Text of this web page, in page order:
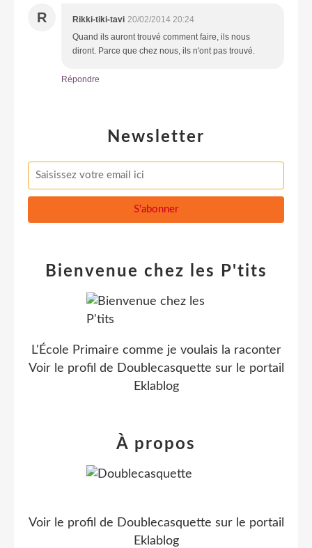
R Rikki-tiki-tavi 20/02/2014 20:24
Quand ils auront trouvé comment faire, ils nous
diront. Parce que chez nous, ils n'ont pas trouvé.
Répondre
Newsletter
Bienvenue chez les P'tits
L'École Primaire comme je voulais la raconter
Voir le profil de Doublecasquette sur le portail
Eklablog
À propos
Voir le profil de Doublecasquette sur le portail
Eklablog